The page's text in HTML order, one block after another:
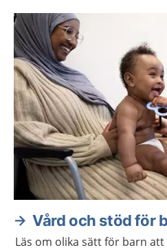
Vård och stöd för
Läs om olika sätt för barn